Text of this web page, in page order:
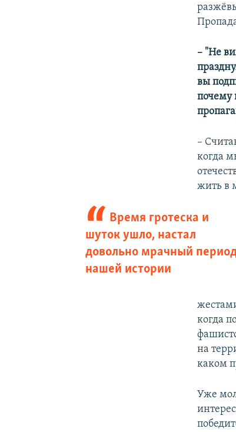
– "Не
вы
почему
–
когда
жить в
Время гротеска и
шуток ушло, настал
довольно мрачный
нашей истории
когда
на
каком
Уже